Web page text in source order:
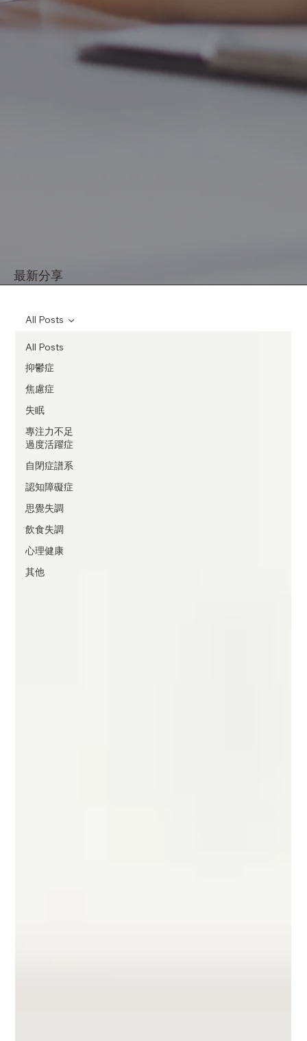
最新分享
All Posts
抑鬱症
焦慮症
失眠
專注力不足
過度活躍症
自閉症譜系
認知障礙症
思覺失調
飲食失調
心理健康
其他
All Posts